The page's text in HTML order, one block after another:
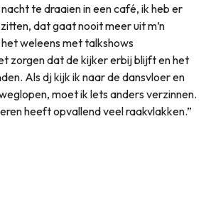
te draaien in een café, ik heb er
dat gaat nooit meer uit m’n
weleens met talkshows
zorgen dat de kijker erbij blijft en het
Als dj kijk ik naar de dansvloer en
moet ik lets anders verzinnen.
heeft opvallend veel raakvlakken.”